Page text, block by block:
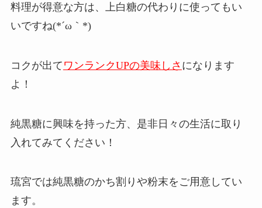
料理が得意な方は、上白糖の代わりに使ってもい
いですね(*´ω｀*)
コクが出て ワンランクUPの美味しさ になります
よ！
純黒糖に興味を持った方、是非日々の生活に取り
入れてみてください！
琉宮では純黒糖のかち割りや粉末をご用意してい
ます。